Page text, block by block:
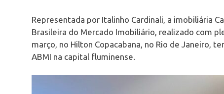
Representada por Italinho Cardinali, a imobiliária
Brasileira do Mercado Imobiliário, realizado com
março, no Hilton Copacabana, no Rio de Janeiro,
ABMI na capital fluminense.